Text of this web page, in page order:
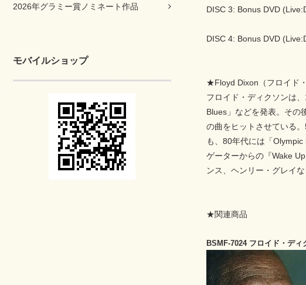
2026年グラミー賞ノミネート作品
モバイルショップ
DISC 3: Bonus DVD
DISC 4: Bonus DVD
★Floyd Dixon（フロイド・
フロイド・ディクソンは
Blues」などを発表。その
の曲をヒットさせている
も、80年代には「
ゲーターからの『Wake
ンス、ヘンリー・グレイ
★関連商品
BSMF-7024 フロイド・ディ